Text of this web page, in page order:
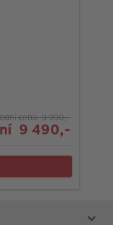
cena 9 990,-
9 490,-